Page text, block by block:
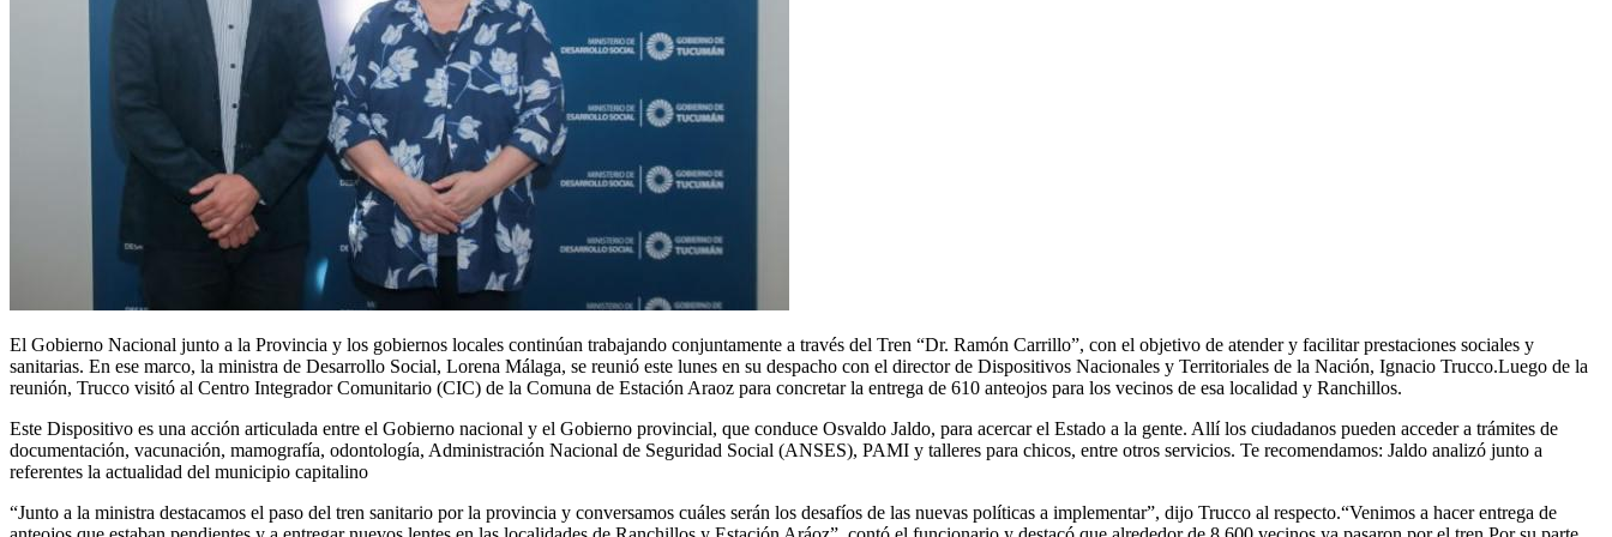
El Gobierno Nacional junto a la Provincia y los gobiernos locales continúan trabajando conjuntamente a través del Tren “Dr. Ramón Carrillo”, con el objetivo de atender y facilitar prestaciones sociales y
sanitarias. En ese marco, la ministra de Desarrollo Social, Lorena Málaga, se reunió este lunes en su despacho con el director de Dispositivos Nacionales y Territoriales de la Nación, Ignacio Trucco.Luego de la
reunión, Trucco visitó al Centro Integrador Comunitario (CIC) de la Comuna de Estación Araoz para concretar la entrega de 610 anteojos para los vecinos de esa localidad y Ranchillos.
Este Dispositivo es una acción articulada entre el Gobierno nacional y el Gobierno provincial, que conduce Osvaldo Jaldo, para acercar el Estado a la gente. Allí los ciudadanos pueden acceder a trámites de
documentación, vacunación, mamografía, odontología, Administración Nacional de Seguridad Social (ANSES), PAMI y talleres para chicos, entre otros servicios. Te recomendamos: Jaldo analizó junto a
referentes la actualidad del municipio capitalino
“Junto a la ministra destacamos el paso del tren sanitario por la provincia y conversamos cuáles serán los desafíos de las nuevas políticas a implementar”, dijo Trucco al respecto.“Venimos a hacer entrega de